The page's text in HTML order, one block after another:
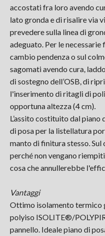
accostati fra loro avendo
lato gronda e di risalire via
prevedere sulla linea di
adeguato. Per le
cambio pendenza o sul
sagomati avendo cura,
di sostegno dell’OSB, di
l'inserimento di ritagli di
opportuna altezza (4 cm).
L’assito costituito dal piano
di posa per la listellatura
manto di finitura stesso.
perché non vengano
cosa che annullerebbe
Vantaggi
Ottimo isolamento termico
polyiso ISOLITE®/
pannello. Ideale piano di